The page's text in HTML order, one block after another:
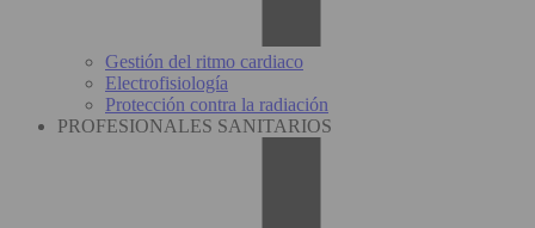
Gestión del ritmo cardiaco
Electrofisiología
Protección contra la radiación
PROFESIONALES SANITARIOS